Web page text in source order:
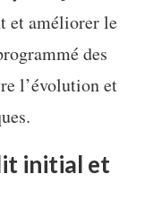
et améliorer le
des
l’évolution et
initial et